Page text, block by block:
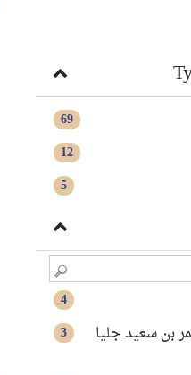
69
12
5
4
3
بن سعيد جليا